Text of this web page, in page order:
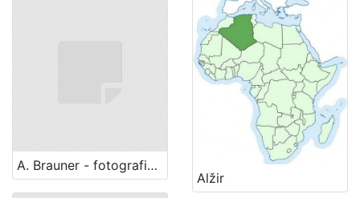
A. Brauner - fotografički artistički atelier za modernu fotografiju (Zagreb)
Alžir